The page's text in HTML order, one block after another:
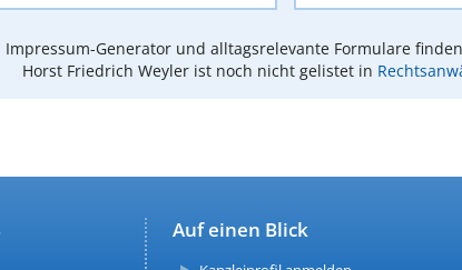
Impressum-Generator und alltagsrelevante Formulare
Horst Friedrich Weyler ist noch nicht gelistet in
Auf einen Blick